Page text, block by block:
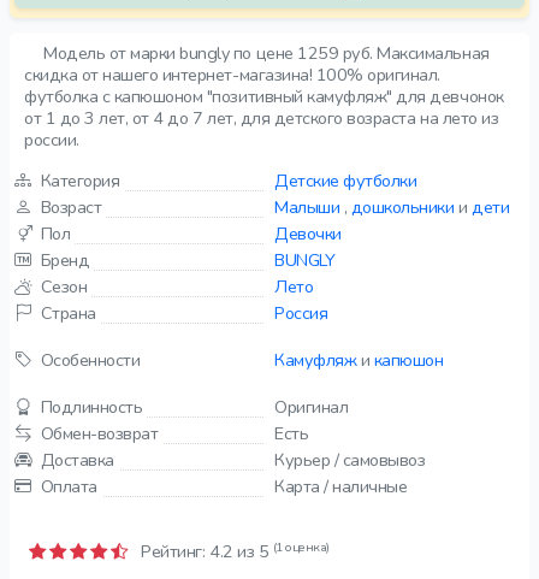
Модель от марки bungly по цене 1259 руб. Максимальная
скидка от нашего интернет-магазина! 100% оригинал.
футболка с капюшоном "позитивный камуфляж" для девчонок
от 1 до 3 лет, от 4 до 7 лет, для детского возраста на лето из
россии.
Категория
Детские футболки
Возраст
Малыши , дошкольники и дети
Пол
Девочки
Бренд
BUNGLY
Сезон
Лето
Страна
Россия
Особенности
Камуфляжи капюшон
Подлинность
Оригинал
Обмен-возврат
Есть
Доставка
Курьер / самовывоз
Оплата
Карта / наличные
Рейтинг: 4.2 из 5 (1 оценка)